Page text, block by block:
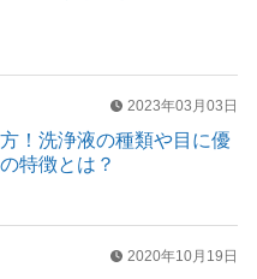
2023年03月03日
！洗浄液の種類や目に優
特徴とは？
2020年10月19日